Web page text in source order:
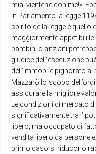
mia, vientene con me!».
in Parlamento la legge
spirito della legge è quello
maggiormente appetibili
bambini o anziani
giudice dell’esecuzione
dell’immobile pignorato ai
Mazzarò lo scopo
assicurare la migliore
Le condizioni di mercato
significativamente tra
libero, ma occupato di
vendita libero da persone
primo caso si riducono